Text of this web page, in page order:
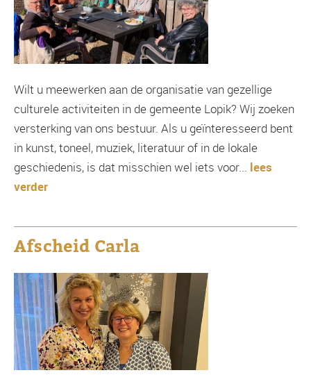
Wilt u meewerken aan de organisatie van gezellige
culturele activiteiten in de gemeente Lopik? Wij zoeken
versterking van ons bestuur. Als u geïnteresseerd bent
in kunst, toneel, muziek, literatuur of in de lokale
geschiedenis, is dat misschien wel iets voor... lees
verder
Afscheid Carla